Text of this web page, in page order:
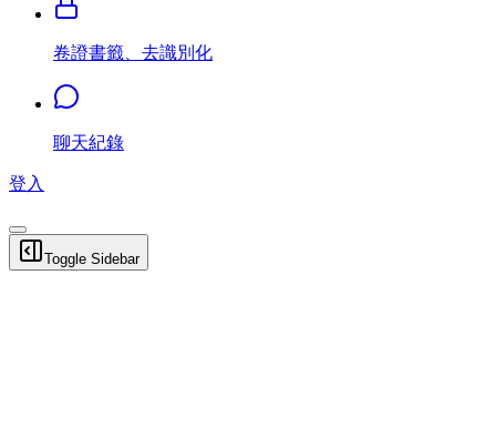
卷證書籤、去識別化
聊天紀錄
登入
Toggle Sidebar